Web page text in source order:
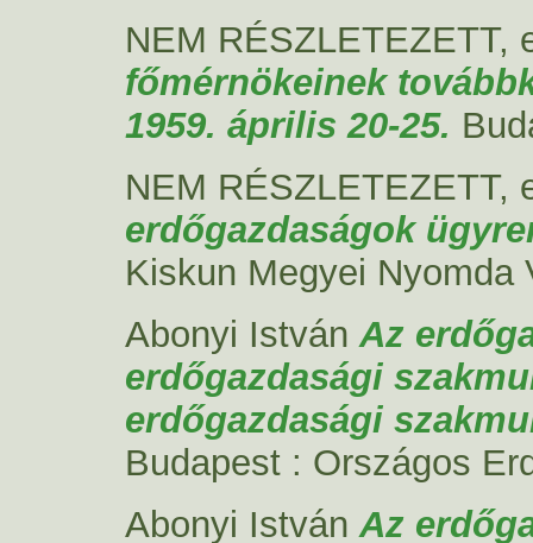
NEM RÉSZLETEZETT,
főmérnökeinek
1959. április 20-25.
NEM RÉSZLETEZETT,
erdőgazdaságok
Kiskun Megyei Nyomda
Abonyi István Az
erdőgazdasági
erdőgazdasági
Budapest : Országos
Abonyi István Az